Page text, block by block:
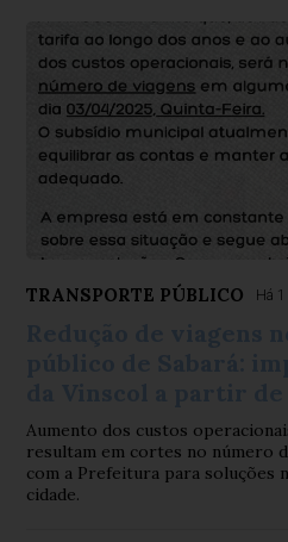
TRANSPORTE PÚBLICO Há
Aumento dos custos
resultam em cortes no número
com a Prefeitura para soluções
cidade.